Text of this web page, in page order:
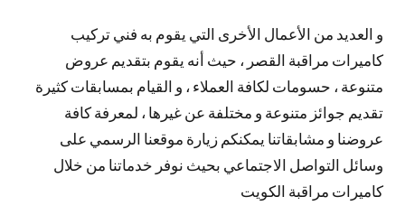
و العديد من الأعمال الأخرى التي يقوم به فني تركيب
كاميرات مراقبة القصر ، حيث أنه يقوم بتقديم عروض
متنوعة ، حسومات لكافة العملاء ، و القيام بمسابقات كثيرة
تقديم جوائز متنوعة و مختلفة عن غيرها ، لمعرفة كافة
عروضنا و مشابقاتنا يمكنكم زيارة موقعنا الرسمي على
وسائل التواصل الاجتماعي بحيث نوفر خدماتنا من خلال
كاميرات مراقبة الكويت